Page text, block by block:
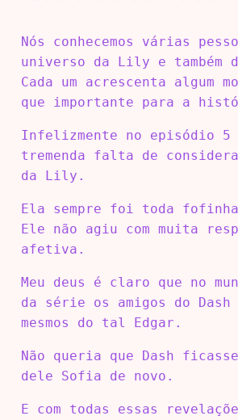
Nós conhecemos várias
universo da Lily e também
Cada um acrescenta algum
que importante para a
Infelizmente no episódio 5
tremenda falta de
da Lily.
Ela sempre foi toda
Ele não agiu com muita
afetiva.
Meu deus é claro que no
da série os amigos do Dash
mesmos do tal Edgar.
Não queria que Dash
dele Sofia de novo.
E com todas essas